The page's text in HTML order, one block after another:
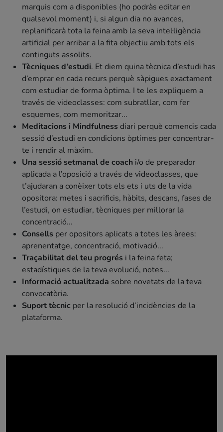
marquis com a disponibles (ho podràs editar en
qualsevol moment) i, si algun dia no avances,
replanificarà tota la feina amb la seva intel·ligència
artificial per arribar a la fita objectiu amb tots els
continguts assolits.
Tècniques d’estudi. Et diem quina tècnica d’estudi has
d’emprar en cada recurs perquè sàpigues exactament
com estudiar de forma òptima. I te les expliquem a
través de videoclasses: com subratllar, com fer
esquemes, com memoritzar...
Meditacions i Mindfulness diari perquè comencis cada
sessió d’estudi en condicions òptimes per concentrar-
te i rendir al màxim.
Una sessió setmanal de coach i/o de preparador
aplicada a l’oposició a través de videoclasses, que
t’ajudaran a conèixer tots els ets i uts de la vida
opositora: metes i sacrificis, hàbits, descans, fases de
l’estudi, on estudiar, tècniques per millorar la
concentració...
Consells per opositors aplicats a totes les àrees:
aprenentatge, concentració, motivació...
Traçabilitat del teu progrés i la feina feta;
estadístiques de la teva evolució, notes...
Informació actualitzada sobre novetats de la teva
convocatòria.
Suport tècnic per la resolució d’incidències de la
plataforma.